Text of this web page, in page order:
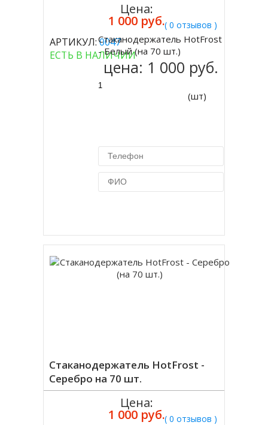
( 0 отзывов )
АРТИКУЛ:0047
ЕСТЬ В НАЛИЧИИ
Цена:
1 000 руб.
Купить
Стаканодержатель HotFrost
- Белый (на 70 шт.)
цена: 1 000 руб.
(шт)
Стаканодержатель HotFrost -
Серебро на 70 шт.
( 0 отзывов )
Цена:
1 000 руб.